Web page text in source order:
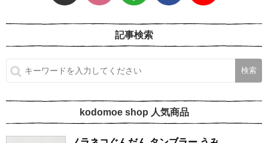
記事検索
kodomoe shop 人気商品